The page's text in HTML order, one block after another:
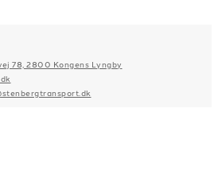
78, 2800 Kongens Lyngby